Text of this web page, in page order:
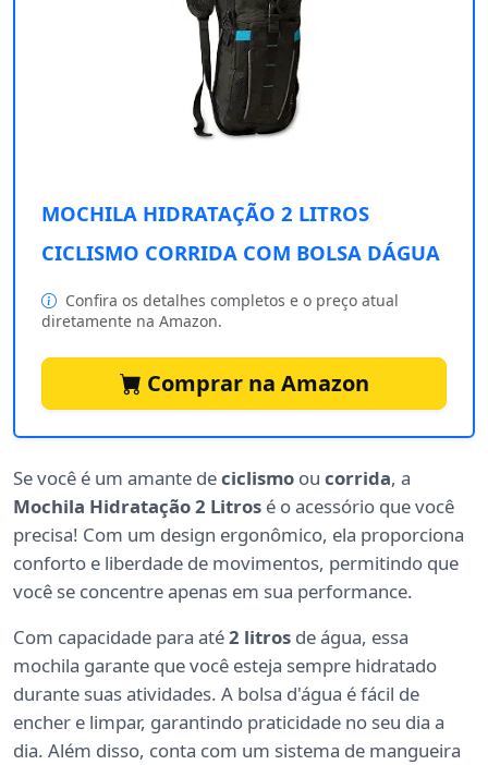
MOCHILA HIDRATAÇÃO 2 LITROS
CICLISMO CORRIDA COM BOLSA DÁGUA
Confira os detalhes completos e o preço atual
diretamente na Amazon.
Comprar na Amazon
Se você é um amante deciclismo ou corrida, a
Mochila Hidratação 2 Litros é o acessório que você
precisa! Com um design ergonômico, ela proporciona
conforto e liberdade de movimentos, permitindo que
você se concentre apenas em sua performance.
Com capacidade para até2 litros de água, essa
mochila garante que você esteja sempre hidratado
durante suas atividades. A bolsa d'água é fácil de
encher e limpar, garantindo praticidade no seu dia a
dia. Além disso, conta com um sistema de mangueira